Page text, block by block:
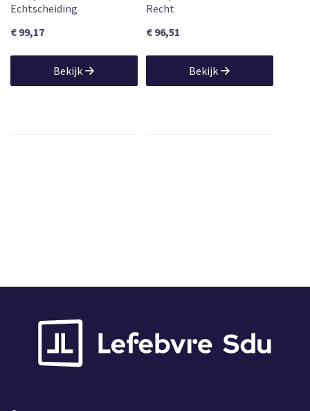
Echtscheiding
€ 99,17
Bekijk
Recht
€ 96,51
Bekijk